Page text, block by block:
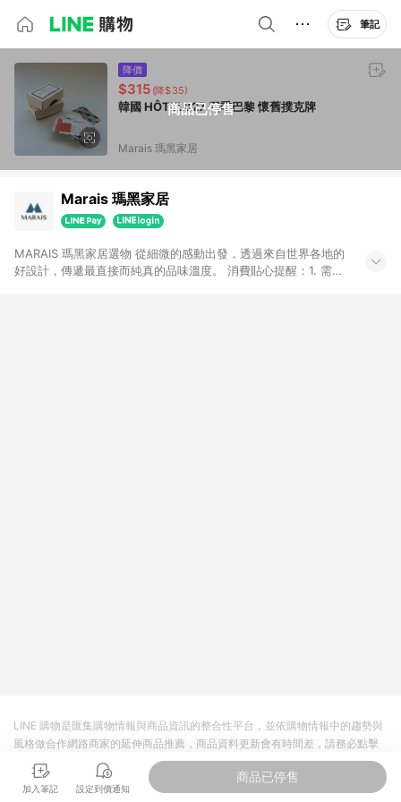
筆記
商品已停售
降價
$315 (降$35)
韓國 HÔTEL827 四季巴黎 懷舊撲克牌
Marais 瑪黑家居
Marais 瑪黑家居
MARAIS 瑪黑家居選物 從細微的感動出發，透過來自世界各地的
好設計，傳遞最直接而純真的品味溫度。 消費貼心提醒：1. 需透
加入筆記 設定到價通知
商品已停售
LINE 購物是匯集購物情報與商品資訊的整合性平台，並依購物情報中的趨勢與
風格做合作網路商家的延伸商品推薦，商品資料更新會有時間差，請務必點擊
商品至各合作網路商家，確認現售價與購物條件，一切資訊以合作廠商網頁為
準。